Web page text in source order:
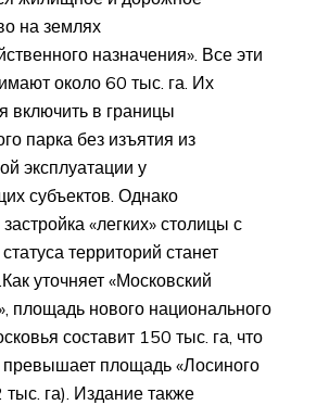
на землях
назначения». Все эти
около 60 тыс. га. Их
включить в границы
парка без изъятия из
эксплуатации у
субъектов. Однако
«легких» столицы с
территорий станет
уточняет «Московский
площадь нового национального
составит 150 тыс. га, что
превышает площадь «Лосиного
тыс. га). Издание также